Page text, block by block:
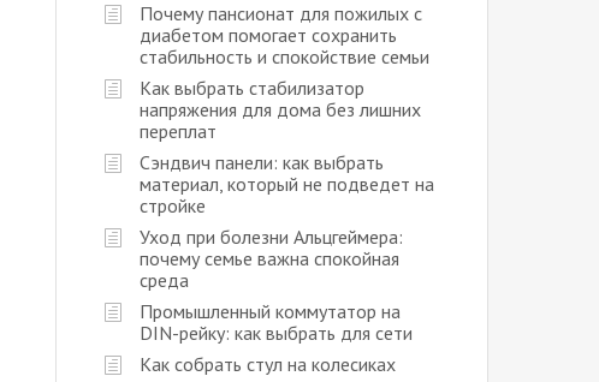
Почему пансионат для пожилых с
диабетом помогает сохранить
стабильность и спокойствие семьи
Как выбрать стабилизатор
напряжения для дома без лишних
переплат
Сэндвич панели: как выбрать
материал, который не подведет на
стройке
Уход при болезни Альцгеймера:
почему семье важна спокойная
среда
Промышленный коммутатор на
DIN-рейку: как выбрать для сети
Как собрать стул на колесиках